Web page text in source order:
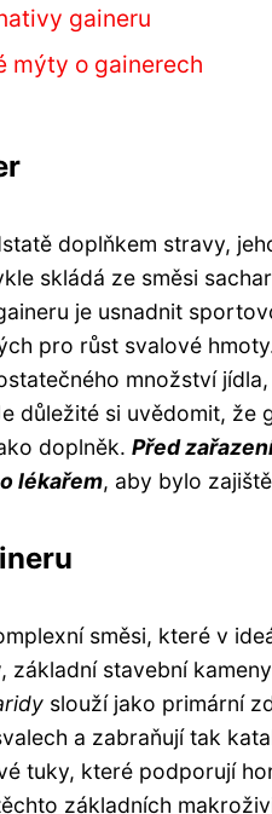
gaineru
mýty o gainerech
doplňkem stravy,
skládá ze směsi
je usnadnit
pro růst svalové
množství
důležité si uvědomit, že
doplněk. Před
lékařem, aby bylo
směsi, které v
, základní stavební
slouží jako primární
a zabraňují tak
tuky, které podporují
základních